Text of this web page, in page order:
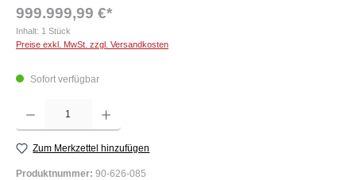
999.999,99 €*
Inhalt: 1 Stück
Preise exkl. MwSt. zzgl. Versandkosten
Sofort verfügbar
Zum Merkzettel hinzufügen
Produktnummer: 90-626-085